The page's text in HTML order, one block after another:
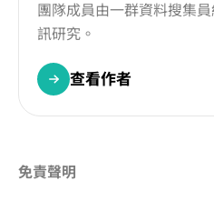
團隊成員由一群資料搜集
訊研究。
查看作者
免責聲明